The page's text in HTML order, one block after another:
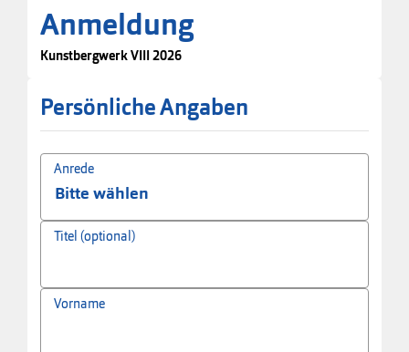
Anmeldung
Kunstbergwerk VIII 2026
Persönliche Angaben
Anrede
Titel (optional)
Vorname